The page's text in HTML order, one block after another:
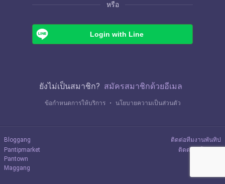
หรือ
Login with Line
ยังไม่เป็นสมาชิก? สมัครสมาชิกด้วยอีเมล
ข้อกำหนดการให้บริการ ・ นโยบายความเป็นส่วนตัว
Bloggang
Pantipmarket
Pantown
Maggang
ติดต่อทีมงานพันทิป
ติดต่อลงโฆษณา